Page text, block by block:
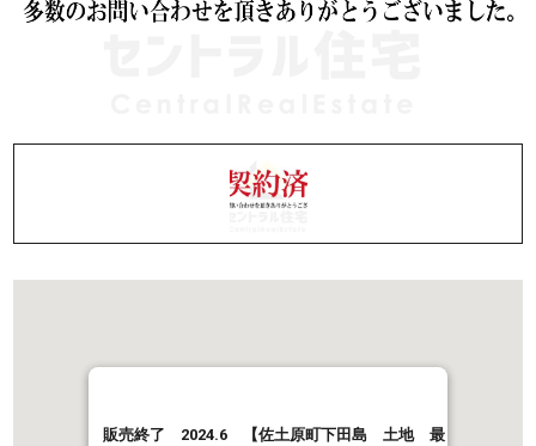
販売終了 2024.6 【佐土原町下田島 土地 最